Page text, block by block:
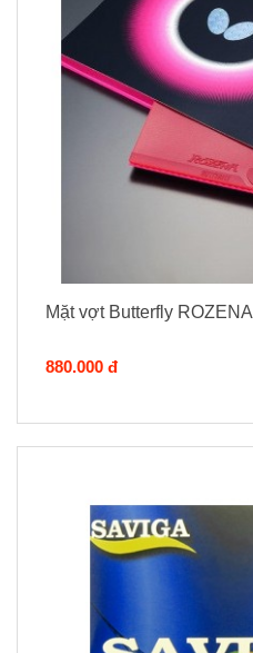
Mặt vợt Butterfly ROZENA
880.000 đ